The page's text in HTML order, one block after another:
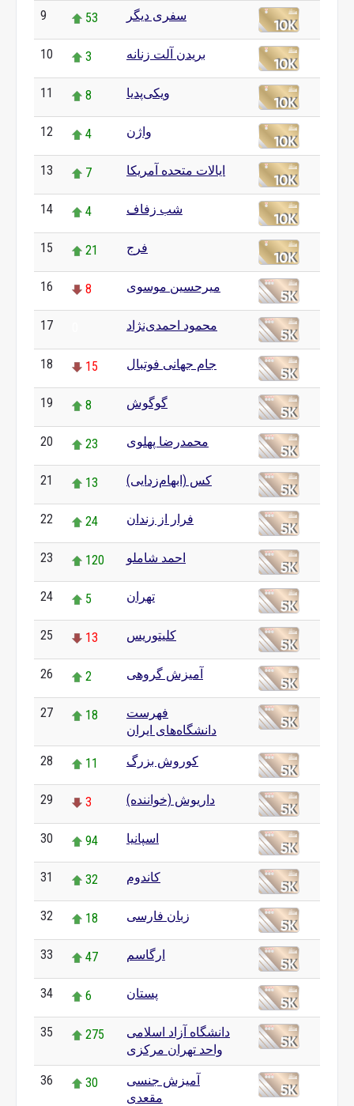
9 53 سفری دیگر
10 3 بریدن آلت زنانه
11 8 ویکی‌پدیا
12 4 واژن
13 7 ایالات متحده آمریکا
14 4 شب زفاف
15 21 فرج
16 8 میرحسین موسوی
17 محمود احمدی‌نژاد
18 15 جام جهانی فوتبال
19 8 گوگوش
20 23 محمدرضا پهلوی
21 13 کس (ابهام‌زدایی)
22 24 فرار از زندان
23 120 احمد شاملو
24 5 تهران
25 13 کلیتوریس
26 2 آمیزش گروهی
27 18
فهرست
دانشگاه‌های ایران
28 11 کوروش بزرگ
29 3 داریوش (خواننده)
30 94 اسپانیا
31 32 کاندوم
32 18 زبان فارسی
33 47 ارگاسم
34 6 پستان
35 275
دانشگاه آزاد اسلامی
واحد تهران مرکزی
36 30
آمیزش جنسی
مقعدی